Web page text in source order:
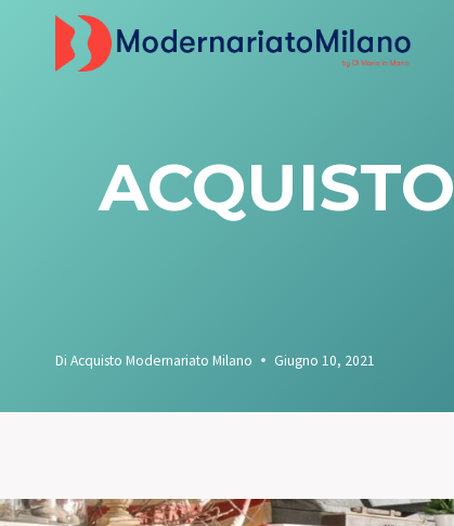
contenuto
Di Acquisto Modernariato Milano Giugno 10, 2021